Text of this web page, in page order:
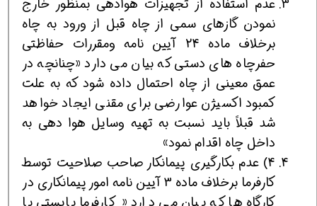
عدم استفاده از تجهيزات هوادهی بمنظور خارج
نمودن گازهای سمی از چاه قبل از ورود به چاه
برخلاف ماده 24 آيين نامه ومقررات حفاظتی
حفرچاه های دستی كه بيان می دارد «چنانچه در
عمق معينی از چاه احتمال داده شود كه به علت
كمبود اكسيژن عوارضی برای مقني ايجاد خواهد
شد قبلاً بايد نسبت به تهيه وسايل هوا دهي به
داخل چاه اقدام نمود»
4) عدم بكارگيري پيمانكار صاحب صلاحيت توسط
كارفرما برخلاف ماده 3 آيين نامه امور پيمانكاري در